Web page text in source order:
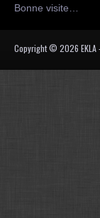
Bonne visite…
Copyright © 2026 EKLA